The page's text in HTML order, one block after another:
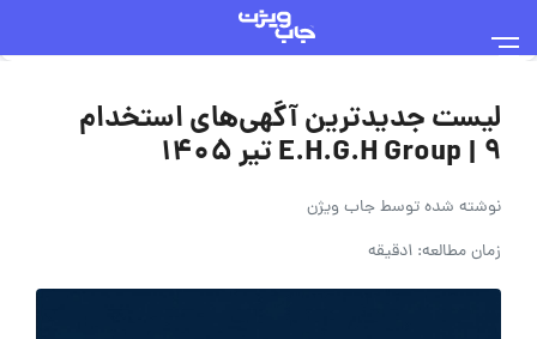
لیست جدیدترین آگهی‌های استخدام
E.H.G.H Group | ۹ تیر ۱۴۰۵
نوشته شده توسطجاب ویژن
زمان مطالعه: 1دقیقه